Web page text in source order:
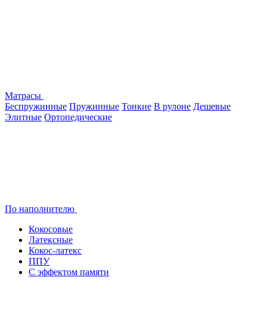
Матрасы
Беспружинные Пружинные Тонкие В рулоне Дешевые
Элитные Ортопедические
По наполнителю
Кокосовые
Латексные
Кокос-латекс
ППУ
С эффектом памяти